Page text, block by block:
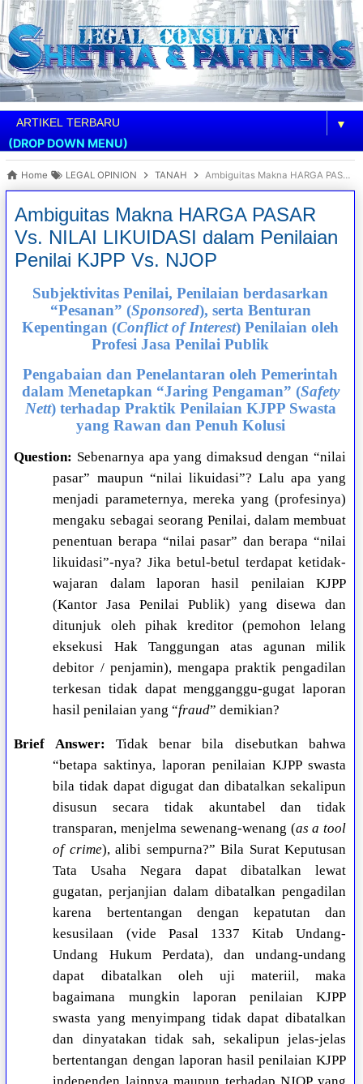
▼
(DROP DOWN MENU)
Home LEGAL OPINION TANAH Ambiguitas Makna HARGA PASAR Vs. NILAI LIKUIDASI dalam Penilaian Penilai KJPP Vs. NJOP
Ambiguitas Makna HARGA PASAR
Vs. NILAI LIKUIDASI dalam Penilaian
Penilai KJPP Vs. NJOP
Subjektivitas Penilai, Penilaian berdasarkan
“Pesanan” (Sponsored), serta Benturan
Kepentingan (Conflict of Interest) Penilaian oleh
Profesi Jasa Penilai Publik
Pengabaian dan Penelantaran oleh Pemerintah
dalam Menetapkan “Jaring Pengaman” (Safety
Nett) terhadap Praktik Penilaian KJPP Swasta
yang Rawan dan Penuh Kolusi
Question: Sebenarnya apa yang dimaksud dengan “nilai
pasar” maupun “nilai likuidasi”? Lalu apa yang
menjadi parameternya, mereka yang (profesinya)
mengaku sebagai seorang Penilai, dalam membuat
penentuan berapa “nilai pasar” dan berapa “nilai
likuidasi”-nya? Jika betul-betul terdapat ketidak-
wajaran dalam laporan hasil penilaian KJPP
(Kantor Jasa Penilai Publik) yang disewa dan
ditunjuk oleh pihak kreditor (pemohon lelang
eksekusi Hak Tanggungan atas agunan milik
debitor / penjamin), mengapa praktik pengadilan
terkesan tidak dapat mengganggu-gugat laporan
hasil penilaian yang “fraud” demikian?
Brief Answer: Tidak benar bila disebutkan bahwa
“betapa saktinya, laporan penilaian KJPP swasta
bila tidak dapat digugat dan dibatalkan sekalipun
disusun secara tidak akuntabel dan tidak
transparan, menjelma sewenang-wenang (as a tool
of crime), alibi sempurna?” Bila Surat Keputusan
Tata Usaha Negara dapat dibatalkan lewat
gugatan, perjanjian dalam dibatalkan pengadilan
karena bertentangan dengan kepatutan dan
kesusilaan (vide Pasal 1337 Kitab Undang-
Undang Hukum Perdata), dan undang-undang
dapat dibatalkan oleh uji materiil, maka
bagaimana mungkin laporan penilaian KJPP
swasta yang menyimpang tidak dapat dibatalkan
dan dinyatakan tidak sah, sekalipun jelas-jelas
bertentangan dengan laporan hasil penilaian KJPP